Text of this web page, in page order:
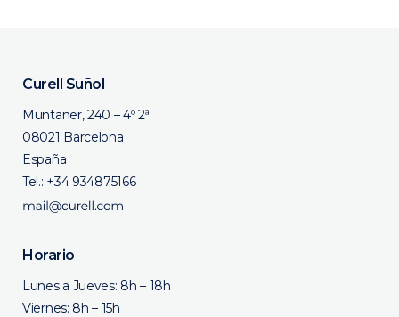
Curell Suñol
Muntaner, 240 – 4º 2ª
08021 Barcelona
España
Tel.: +34 934875166
Horario
Lunes a Jueves: 8h – 18h
Viernes: 8h – 15h